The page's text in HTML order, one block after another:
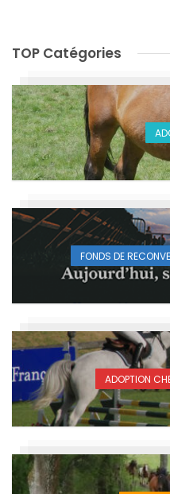
TOP Catégories
FONDS DE
ADOPTION